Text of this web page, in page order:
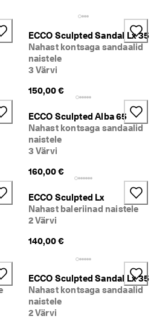
piiratud kogusega tooteid,
sisse
ECCO Sculpted Sandal Lx 35
Nahast kontsaga sandaalid
naistele
3 Värvi
150,00 €
ECCO Sculpted Alba 65
Nahast kontsaga sandaalid
naistele
3 Värvi
160,00 €
ECCO Sculpted Lx
Nahast baleriinad naistele
2 Värvi
140,00 €
ECCO Sculpted Sandal Lx 35
Nahast kontsaga sandaalid
naistele
2 Värvi